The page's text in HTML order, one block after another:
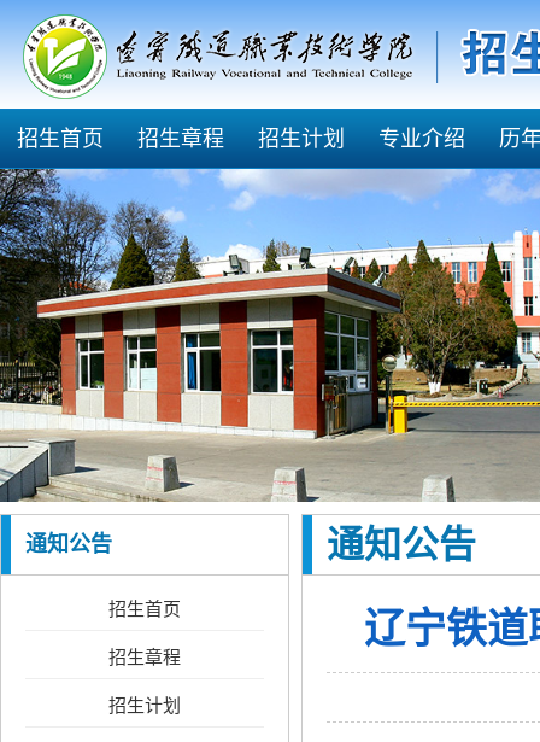
招生首页 招生章程 招生计划 专业介绍 历
通知公告
招生首页
招生章程
招生计划
通知公告
辽宁铁道